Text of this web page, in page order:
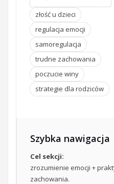
złość u dzieci
regulacja emocji
samoregulacja
trudne zachowania
poczucie winy
strategie dla rodziców
Szybka nawigacja
Cel sekcji:
zrozumienie emocji +
zachowania.